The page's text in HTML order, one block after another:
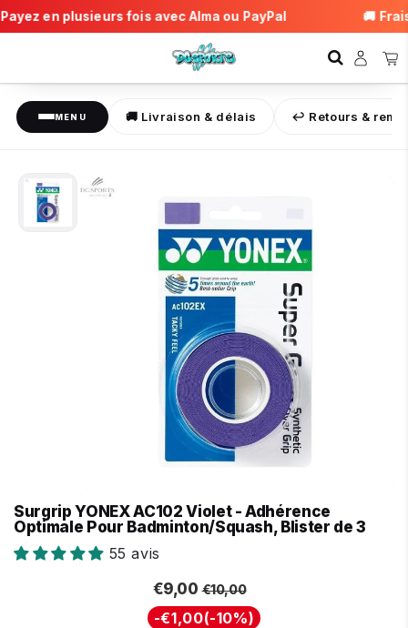
MENU 🚚 Livraison & délais ↩️ Retours &
Surgrip YONEX AC102 Violet - Adhérence
Optimale Pour Badminton/Squash, Blister de 3
55 avis
€9,00 €10,00Prix
régulier
€10,00
Prix
réduit
€9,00
Unit
-€1,00(-10%)
en plusieurs fois avec Alma ou PayPal 🚚 Frais